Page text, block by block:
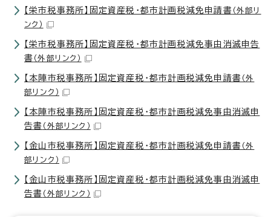
【栄市税事務所】固定資産税・都市計画税減免申請書 （外部リ
ンク）
【栄市税事務所】固定資産税・都市計画税減免事由消滅申告
書 （外部リンク）
【本陣市税事務所】固定資産税・都市計画税減免申請書 （外
部リンク）
【本陣市税事務所】固定資産税・都市計画税減免事由消滅申
告書 （外部リンク）
【金山市税事務所】固定資産税・都市計画税減免申請書 （外
部リンク）
【金山市税事務所】固定資産税・都市計画税減免事由消滅申
告書 （外部リンク）